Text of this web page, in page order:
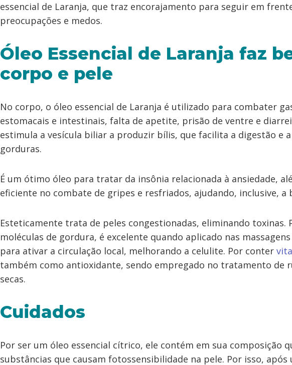
essencial de Laranja, que traz encorajamento para seguir em
preocupações e medos.
Óleo Essencial de Laranja faz
corpo e pele
No corpo, o óleo essencial de Laranja é utilizado para combater
estomacais e intestinais, falta de apetite, prisão de ventre e
estimula a vesícula biliar a produzir bílis, que facilita a digestão e
gorduras.
É um ótimo óleo para tratar da insônia relacionada à ansiedade,
eficiente no combate de gripes e resfriados, ajudando, inclusive, a
Esteticamente trata de peles congestionadas, eliminando toxinas.
moléculas de gordura, é excelente quando aplicado nas
para ativar a circulação local, melhorando a celulite. Por conter
também como antioxidante, sendo empregado no tratamento de
secas.
Cuidados
Por ser um óleo essencial cítrico, ele contém em sua composição
substâncias que causam fotossensibilidade na pele. Por isso, após